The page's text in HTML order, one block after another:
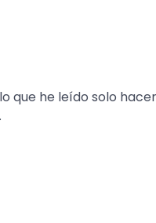
que he leído solo